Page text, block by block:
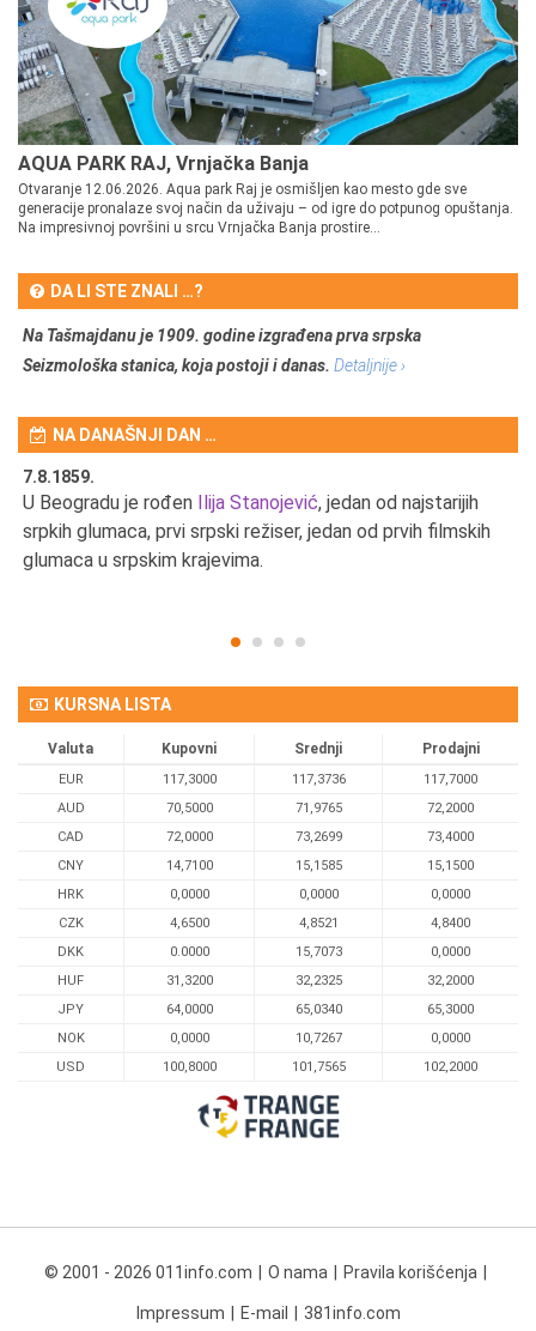
AQUA PARK RAJ, Vrnjačka Banja
Otvaranje 12.06.2026. Aqua park Raj je osmišljen kao mesto gde sve
generacije pronalaze svoj način da uživaju – od igre do potpunog opuštanja.
Na impresivnoj površini u srcu Vrnjačka Banja prostire...
DA LI STE ZNALI …?
Na Tašmajdanu je 1909. godine izgrađena prva srpska
Seizmološka stanica, koja postoji i danas. Detaljnije ›
NA DANAŠNJI DAN …
7.8.1859.
U Beogradu je rođen Ilija Stanojević, jedan od najstarijih
srpkih glumaca, prvi srpski režiser, jedan od prvih filmskih
glumaca u srpskim krajevima.
KURSNA LISTA
Valuta Kupovni Srednji Prodajni
EUR 117,3000 117,3736
117,7000
AUD
70,5000 71,9765
72,2000
CAD
72,0000 73,2699
73,4000
CNY
14,7100 15,1585
15,1500
HRK
0,0000 0,0000
0,0000
CZK
4,6500 4,8521
4,8400
DKK
0.0000 15,7073
0,0000
HUF
31,3200 32,2325
32,2000
JPY
64,0000 65,0340
65,3000
NOK
0,0000 10,7267
0,0000
USD
100,8000 101,7565 102,2000
© 2001 - 2026 011info.com O nama Pravila korišćenja
Impressum E-mail 381info.com